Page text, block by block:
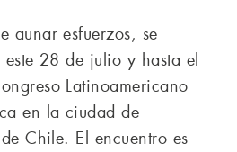
aunar esfuerzos, se
28 de julio y hasta el
Latinoamericano
en la ciudad de
Chile. El encuentro es